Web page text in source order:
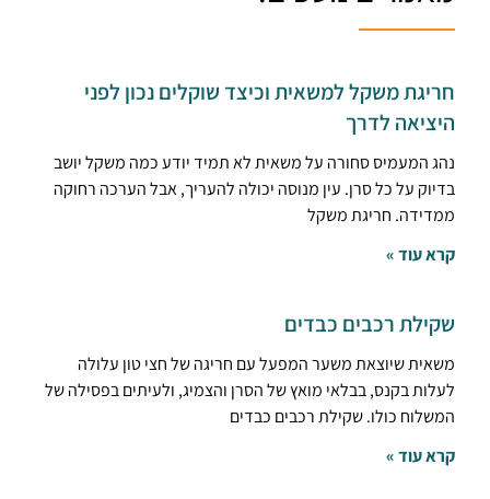
חריגת משקל למשאית וכיצד שוקלים נכון לפני
היציאה לדרך
נהג המעמיס סחורה על משאית לא תמיד יודע כמה משקל יושב
בדיוק על כל סרן. עין מנוסה יכולה להעריך, אבל הערכה רחוקה
ממדידה. חריגת משקל
קרא עוד »
שקילת רכבים כבדים
משאית שיוצאת משער המפעל עם חריגה של חצי טון עלולה
לעלות בקנס, בבלאי מואץ של הסרן והצמיג, ולעיתים בפסילה של
המשלוח כולו. שקילת רכבים כבדים
קרא עוד »